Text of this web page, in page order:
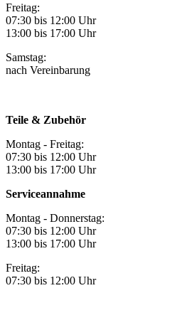
Freitag:
07:30 bis 12:00 Uhr
13:00 bis 17:00 Uhr
Samstag:
nach Vereinbarung
Teile & Zubehör
Montag - Freitag:
07:30 bis 12:00 Uhr
13:00 bis 17:00 Uhr
Serviceannahme
Montag - Donnerstag:
07:30 bis 12:00 Uhr
13:00 bis 17:00 Uhr
Freitag:
07:30 bis 12:00 Uhr